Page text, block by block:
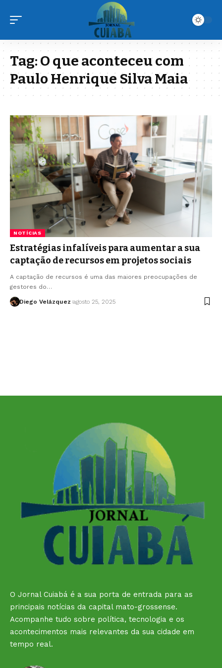
Tag:O que aconteceu com
Paulo Henrique Silva Maia
NOTÍCIAS
Estratégias infalíveis para aumentar a sua
captação de recursos em projetos sociais
A captação de recursos é uma das maiores preocupações de
gestores do…
Diego Velázquez agosto 25, 2025
O Jornal Cuiabá é a sua porta de entrada para as
principais notícias da capital mato-grossense.
Acompanhe tudo sobre política, tecnologia e os
acontecimentos mais relevantes da sua cidade em
tempo real.